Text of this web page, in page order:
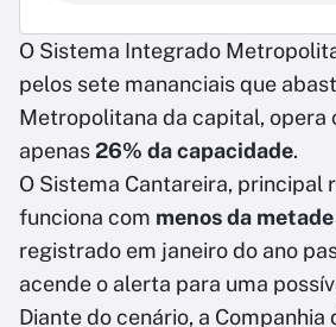
O Sistema Integrado
pelos sete mananciais que
Metropolitana da capital, opera
apenas26% da capacidade.
O Sistema Cantareira, principal
funciona com menos da metade
registrado em janeiro do ano
acende o alerta para uma
Diante do cenário, a Companhia